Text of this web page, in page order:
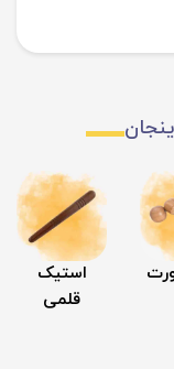
استیک
قلمی